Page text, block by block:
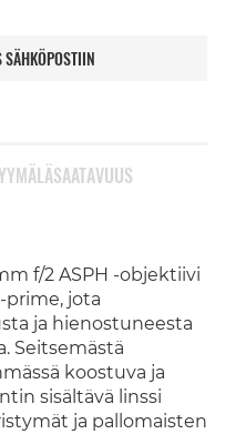
SÄHKÖPOSTIIN
f/2 ASPH -objektiivi
prime, jota
ja hienostuneesta
Seitsemästä
koostuva ja
sisältävä linssi
ja pallomaisten